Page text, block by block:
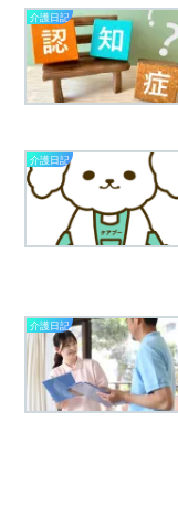
介護日記
介護日記
介護日記